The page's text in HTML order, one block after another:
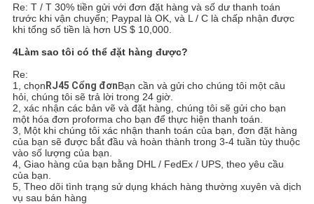
Re: T / T 30% tiền gửi với đơn đặt hàng và số dư thanh toán
trước khi vận chuyển; Paypal là OK, và L / C là chấp nhận được
khi tổng số tiền là hơn US $ 10,000.
4Làm sao tôi có thể đặt hàng được?
Re:
1, chọn RJ45 Cổng đơnBạn cần và gửi cho chúng tôi một câu
hỏi, chúng tôi sẽ trả lời trong 24 giờ.
2, xác nhận các bản vẽ và đặt hàng, chúng tôi sẽ gửi cho bạn
một hóa đơn proforma cho bạn để thực hiện thanh toán.
3, Một khi chúng tôi xác nhận thanh toán của bạn, đơn đặt hàng
của bạn sẽ được bắt đầu và hoàn thành trong 3-4 tuần tùy thuộc
vào số lượng của bạn.
4, Giao hàng của bạn bằng DHL / FedEx / UPS, theo yêu cầu
của bạn.
5, Theo dõi tình trạng sử dụng khách hàng thường xuyên và dịch
vụ sau bán hàng